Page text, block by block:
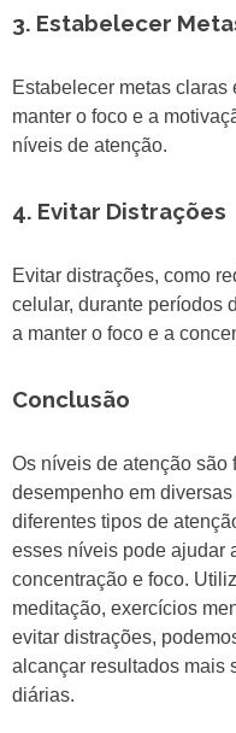
3. Estabelecer
Estabelecer metas
manter o foco e a
níveis de atenção.
4. Evitar Distrações
Evitar distrações, como
celular, durante períodos
a manter o foco e a
Conclusão
Os níveis de atenção são
desempenho em
diferentes tipos de
esses níveis pode ajudar
concentração e foco.
meditação, exercícios
evitar distrações,
alcançar resultados mais
diárias.